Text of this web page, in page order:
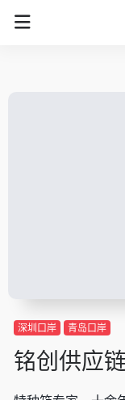
深圳口岸 青岛口岸
铭创供应链